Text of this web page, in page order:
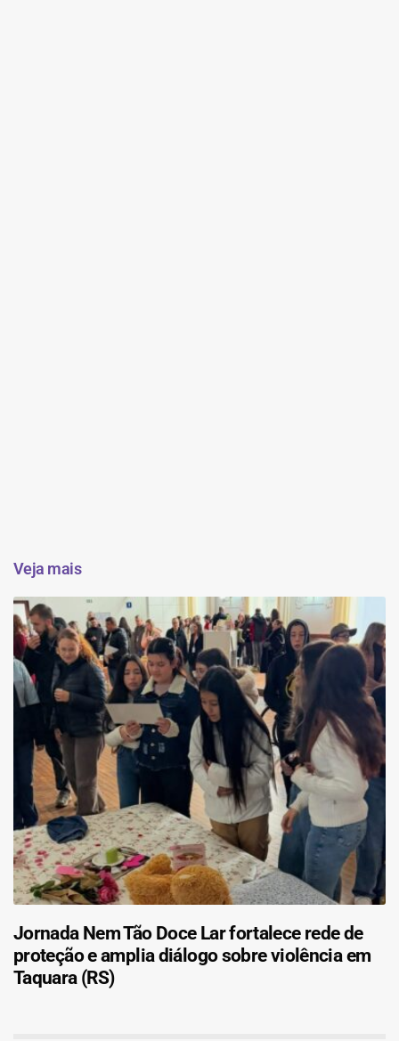
Veja mais
Jornada Nem Tão Doce Lar fortalece rede de
proteção e amplia diálogo sobre violência em
Taquara (RS)